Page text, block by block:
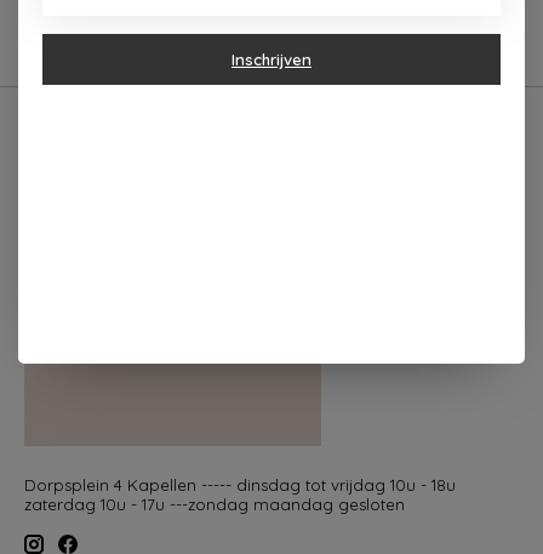
Dorpsplein 4 Kapellen ----- dinsdag tot vrijdag 10u - 18u
zaterdag 10u - 17u ---zondag maandag gesloten
Inschrijven